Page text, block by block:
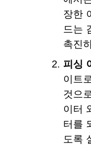
장한
드는
촉진
피싱
이트
것으
이터
터를
도록